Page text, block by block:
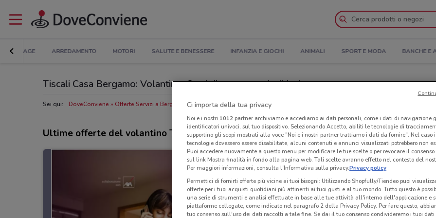
BRICOLAGE ARREDAMENTO MOTORI SALUTE E BENESSERE INFANZIA E GIOCHI ANIMALI SPORT E MODA BANCHE E
Tiscali Casa Bergamo: Volantino, Orari di apertura e Indirizzi
Sei qui: DoveConviene Offerte Servizi a Bergamo Negozi Tiscali Casa a Bergamo
Ultime offerte del volantino Tiscali Casa
Ci importa della tua privacy
Noi e i nostri 1012partner archiviamo e accediamo ai dati personali, come i dati di navigazione
identificatori univoci, sul tuo dispositivo. Selezionando Accetto, abiliti le tecnologie di
supportino gli scopi mostrati alla voce "Noi e i nostri partner trattiamo i dati da fornire". Nel caso
tecnologie dovessero essere disabilitate, alcuni contenuti e annunci visualizzati potrebbero non
Puoi accedere nuovamente a questo menu per modificare le tue scelte o per revocare il
sul link Mostra finalità in fondo alla pagina web. Tali scelte avranno effetto nel contesto del
Per maggiori informazioni, consulta l'Informativa sulla privacy.Privacy policy
Permettici di fornirti offerte più vicine ai tuoi bisogni: Utilizzando Shopfully/Tiendeo puoi
offerte per i tuoi acquisti quotidiani più attinenti ai tuoi gusti e al tuo mondo. Tutto questo è
una serie di strumenti e analisi effettuate in base alle tue attività all'interno dell'applicazione e
piattaforme collegate, come indicato nel paragrafo 2 della Privacy Policy. Per fare questo,
tuo consenso sull'uso dei dati raccolti a tale fine. Se dai il tuo consenso condivideremo i tuoi dati